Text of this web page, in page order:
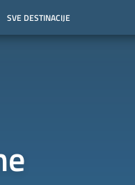
SVE DESTINACIJE